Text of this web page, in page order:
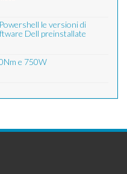
le versioni di
Dell preinstallate
e 750W